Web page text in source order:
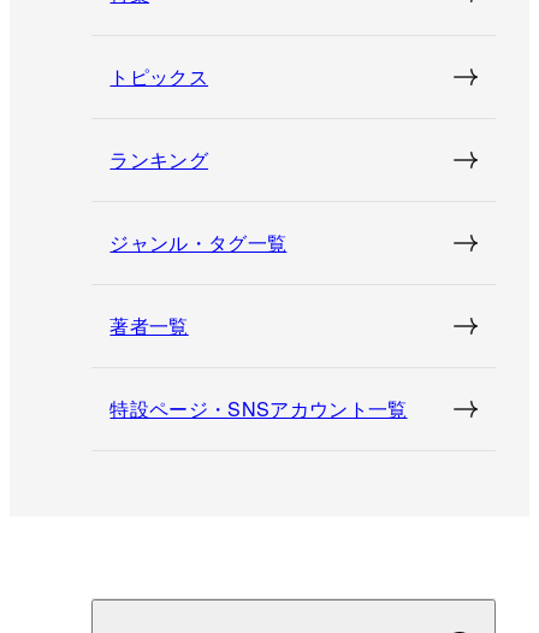
トピックス
ランキング
ジャンル・タグ一覧
著者一覧
特設ページ・SNSアカウント一覧